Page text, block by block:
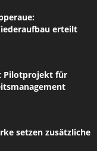
erteilt
Pilotprojekt für
setzen zusätzliche